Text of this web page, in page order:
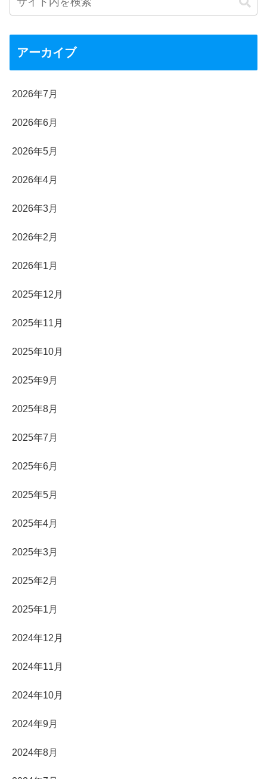
アーカイブ
2026年7月
2026年6月
2026年5月
2026年4月
2026年3月
2026年2月
2026年1月
2025年12月
2025年11月
2025年10月
2025年9月
2025年8月
2025年7月
2025年6月
2025年5月
2025年4月
2025年3月
2025年2月
2025年1月
2024年12月
2024年11月
2024年10月
2024年9月
2024年8月